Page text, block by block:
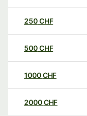
250CHF
500CHF
1000CHF
2000CHF